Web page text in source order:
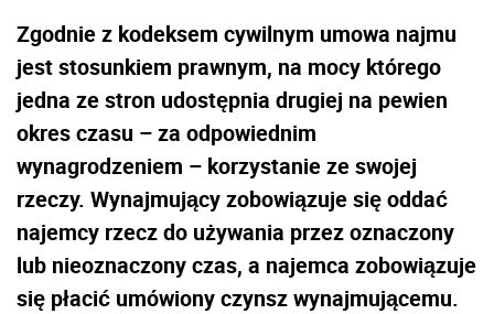
Zgodnie z kodeksem cywilnym umowa najmu
jest stosunkiem prawnym, na mocy którego
jedna ze stron udostępnia drugiej na pewien
okres czasu – za odpowiednim
wynagrodzeniem – korzystanie ze swojej
rzeczy. Wynajmujący zobowiązuje się oddać
najemcy rzecz do używania przez oznaczony
lub nieoznaczony czas, a najemca zobowiązuje
się płacić umówiony czynsz wynajmującemu.